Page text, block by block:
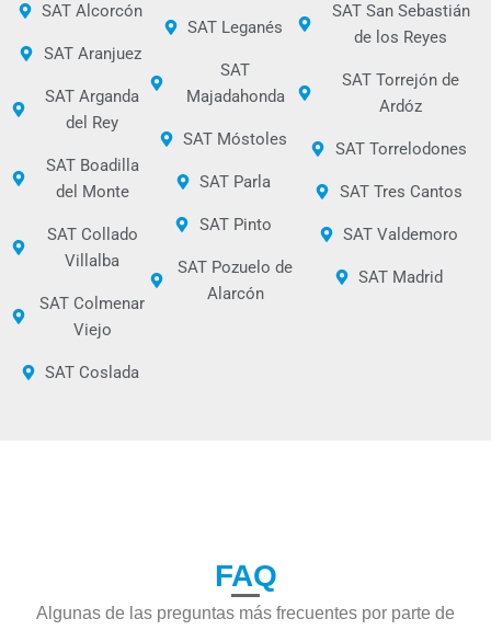
SAT Alcorcón
SAT Aranjuez
SAT Arganda
del Rey
SAT Boadilla
del Monte
SAT Collado
Villalba
SAT Colmenar
Viejo
SAT Coslada
SAT Leganés
SAT
Majadahonda
SAT Móstoles
SAT Parla
SAT Pinto
SAT Pozuelo de
Alarcón
SAT San Sebastián
de los Reyes
SAT Torrejón de
Ardóz
SAT Torrelodones
SAT Tres Cantos
SAT Valdemoro
SAT Madrid
FAQ
Algunas de las preguntas más frecuentes por parte de